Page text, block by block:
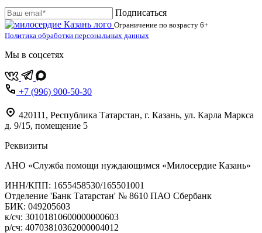
Подписаться
Ограничение по возрасту 6+
Политика обработки персональных данных
Мы в соцсетях
+7 (996) 900-50-30
420111 , Республика Татарстан, г. Казань, ул. Карла Маркса
д. 9/15, помещение 5
Реквизиты
АНО «Служба помощи нуждающимся «Милосердие Казань»
‌ИНН/КПП: 1655458530/165501001
Отделение 'Банк Татарстан' № 8610 ПАО Сбербанк
БИК: 049205603
‌к/сч: 30101810600000000603
р/сч: 40703810362000004012